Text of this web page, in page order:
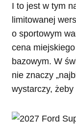
I to jest w tym
limitowanej
o sportowym
cena
bazowym. W
nie znaczy
wystarczy, żeby